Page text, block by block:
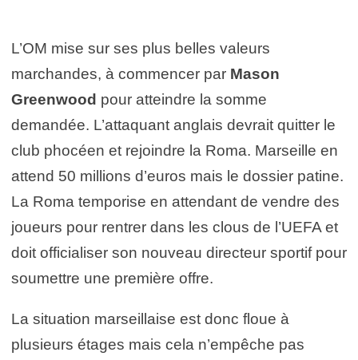
L’OM mise sur ses plus belles valeurs
marchandes, à commencer par Mason
Greenwood pour atteindre la somme
demandée. L’attaquant anglais devrait quitter le
club phocéen et rejoindre la Roma. Marseille en
attend 50 millions d’euros mais le dossier patine.
La Roma temporise en attendant de vendre des
joueurs pour rentrer dans les clous de l’UEFA et
doit officialiser son nouveau directeur sportif pour
soumettre une première offre.
La situation marseillaise est donc floue à
plusieurs étages mais cela n’empêche pas